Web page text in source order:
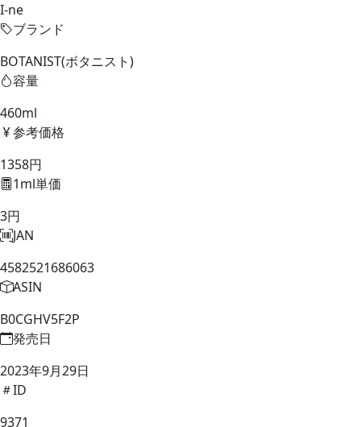
I-ne
ブランド
BOTANIST(ボタニスト)
容量
460ml
参考価格
1358円
1ml単価
3円
JAN
4582521686063
ASIN
B0CGHV5F2P
発売日
2023年9月29日
ID
9371